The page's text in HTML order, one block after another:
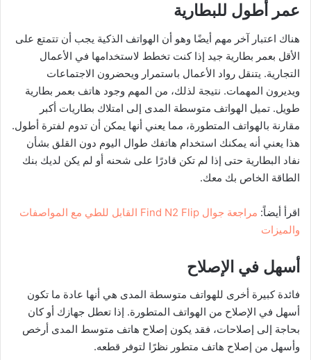
عمر أطول للبطارية
هناك اعتبار آخر مهم أيضًا وهو أن الهواتف الذكية يجب أن تتمتع على
الأقل بعمر بطارية جيد إذا كنت تخطط لاستخدامها في الأعمال
التجارية. يتنقل رواد الأعمال باستمرار ويحضرون الاجتماعات
ويديرون المهمات. نتيجة لذلك، من المهم وجود هاتف بعمر بطارية
طويل. تميل الهواتف متوسطة المدى إلى امتلاك بطاريات أكبر
مقارنة بالهواتف المتطورة، مما يعني أنها يمكن أن تدوم لفترة أطول.
هذا يعني أنه يمكنك استخدام هاتفك طوال اليوم دون القلق بشأن
نفاد البطارية حتى إذا لم تكن قادرًا على شحنه أو لم يكن لديك بنك
الطاقة الخاص بك معك.
اقرأ أيضاً:
مراجعة جوال Find N2 Flip القابل للطي مع المواصفات
والميزات
أسهل في الإصلاح
فائدة كبيرة أخرى للهواتف متوسطة المدى هي أنها عادة ما تكون
أسهل في الإصلاح من الهواتف المتطورة. إذا تعطل جهازك أو كان
بحاجة إلى إصلاحات، فقد يكون إصلاح هاتف متوسط المدى أرخص
وأسهل من إصلاح هاتف متطور نظرًا لتوفر قطعه.